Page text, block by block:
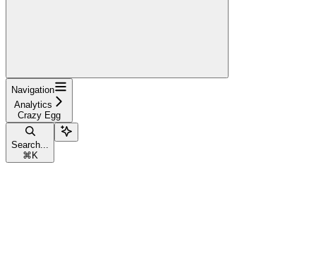
Navigation
Analytics
Crazy Egg
Search...
⌘ K